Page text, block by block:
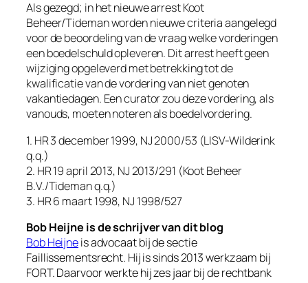
Als gezegd; in het nieuwe arrest Koot
Beheer/Tideman worden nieuwe criteria aangelegd
voor de beoordeling van de vraag welke vorderingen
een boedelschuld opleveren. Dit arrest heeft geen
wijziging opgeleverd met betrekking tot de
kwalificatie van de vordering van niet genoten
vakantiedagen. Een curator zou deze vordering, als
vanouds, moeten noteren als boedelvordering.
1. HR 3 december 1999, NJ 2000/53 (LISV-Wilderink
q.q.)
2. HR 19 april 2013, NJ 2013/291 (Koot Beheer
B.V./Tideman q.q.)
3. HR 6 maart 1998, NJ 1998/527
Bob Heijne is de schrijver van dit blog
Bob Heijneis advocaat bij de sectie
Faillissementsrecht. Hij is sinds 2013 werkzaam bij
FORT. Daarvoor werkte hij zes jaar bij de rechtbank